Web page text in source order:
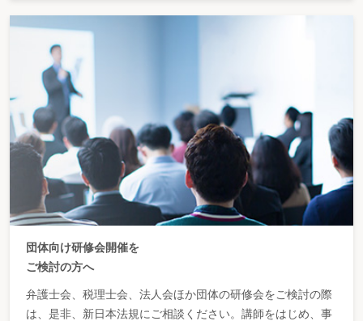
団体向け研修会開催を
ご検討の方へ
弁護士会、税理士会、法人会ほか団体の研修会をご検討の際
は、是非、新日本法規にご相談ください。講師をはじめ、事